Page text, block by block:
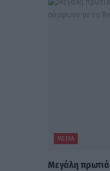
MEDIA
Μεγάλη πρωτιά